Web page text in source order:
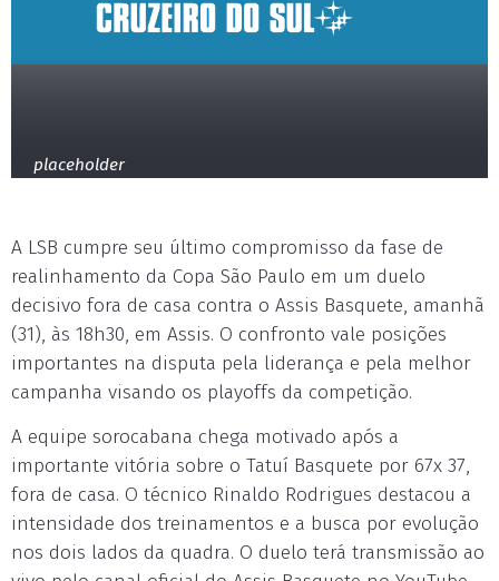
placeholder
A LSB cumpre seu último compromisso da fase de
realinhamento da Copa São Paulo em um duelo
decisivo fora de casa contra o Assis Basquete, amanhã
(31), às 18h30, em Assis. O confronto vale posições
importantes na disputa pela liderança e pela melhor
campanha visando os playoffs da competição.
A equipe sorocabana chega motivado após a
importante vitória sobre o Tatuí Basquete por 67x 37,
fora de casa. O técnico Rinaldo Rodrigues destacou a
intensidade dos treinamentos e a busca por evolução
nos dois lados da quadra. O duelo terá transmissão ao